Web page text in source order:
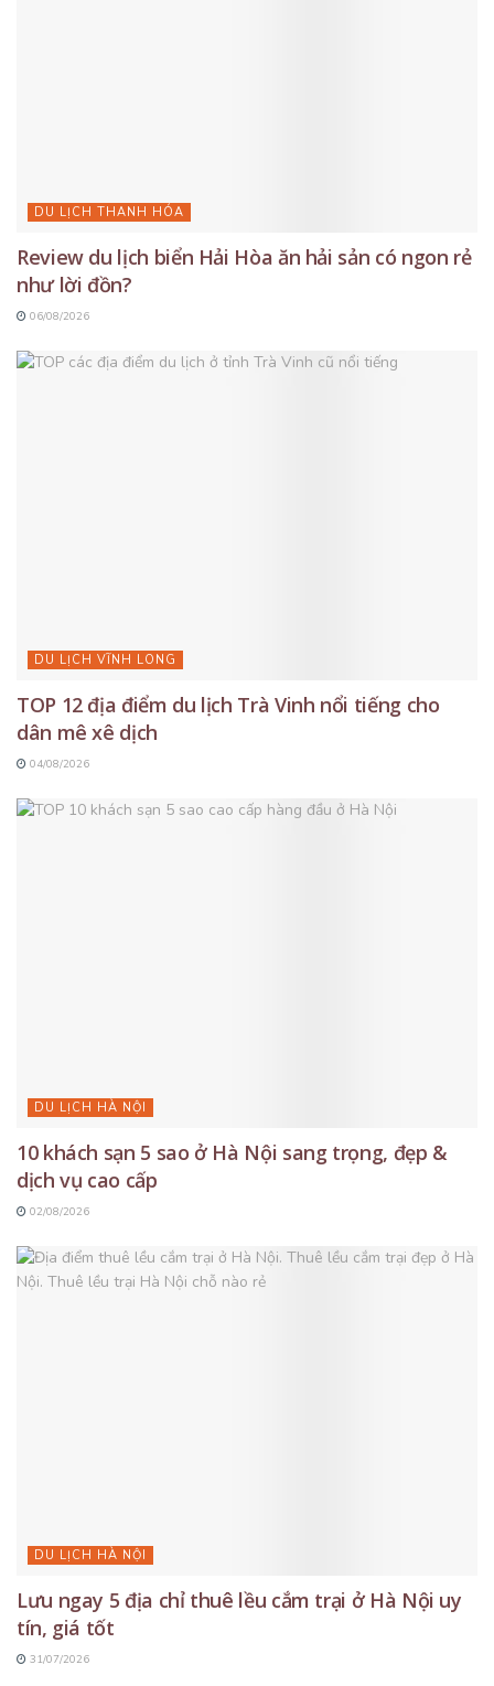
DU LỊCH THANH HÓA
Review du lịch biển Hải Hòa ăn hải sản có ngon rẻ
như lời đồn?
06/08/2026
DU LỊCH VĨNH LONG
TOP 12 địa điểm du lịch Trà Vinh nổi tiếng cho
dân mê xê dịch
04/08/2026
DU LỊCH HÀ NỘI
10 khách sạn 5 sao ở Hà Nội sang trọng, đẹp &
dịch vụ cao cấp
02/08/2026
DU LỊCH HÀ NỘI
Lưu ngay 5 địa chỉ thuê lều cắm trại ở Hà Nội uy
tín, giá tốt
31/07/2026